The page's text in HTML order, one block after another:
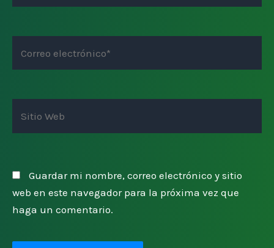
electrónico*
Guardar mi nombre, correo electrónico y sitio
web en este navegador para la próxima vez que
haga un comentario.